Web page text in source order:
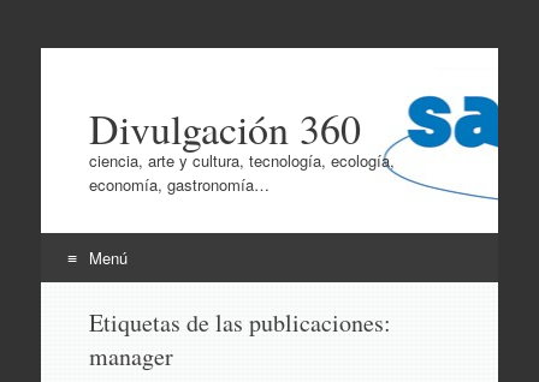
Divulgación 360
ciencia, arte y cultura, tecnología, ecología,
economía, gastronomía…
Menú
contenido
Etiquetas de las publicaciones:
manager